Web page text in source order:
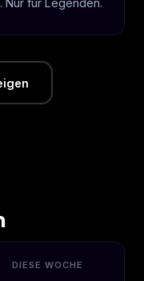
für Legenden.
DIESE WOCHE